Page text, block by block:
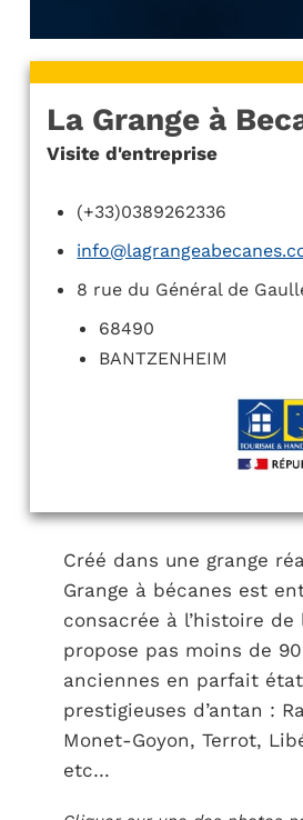
La Grange à
Visite d'entreprise
(+33)0389262336
8 rue du Général de
68490
BANTZENHEIM
Créé dans une grange
Grange à bécanes est
consacrée à l’histoire
propose pas moins de
anciennes en parfait
prestigieuses d’antan :
Monet-Goyon, Terrot,
etc…